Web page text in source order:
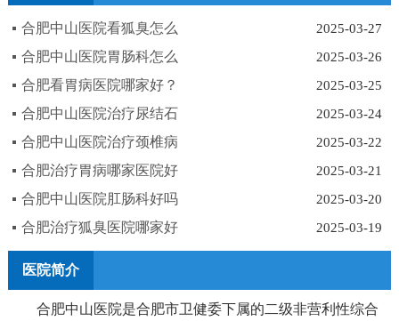
2025-03-27
合肥中山医院看狐臭怎么
2025-03-26
合肥中山医院胃肠科怎么
2025-03-25
合肥看胃病医院哪家好？
2025-03-24
合肥中山医院治疗尿结石
2025-03-22
合肥中山医院治疗颈椎病
2025-03-21
合肥治疗胃病哪家医院好
2025-03-20
合肥中山医院肛肠科好吗
2025-03-19
合肥治疗狐臭医院哪家好
医院简介
合肥中山医院是合肥市卫健委下属的二级非营利性综合